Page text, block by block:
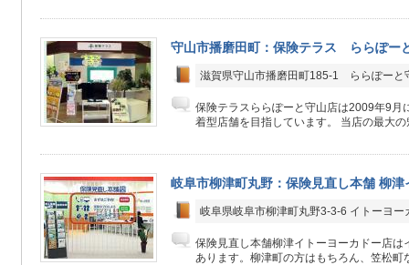
守山市播磨田町：保険テラス ららぽー
滋賀県守山市播磨田町185-1 ららぽーと
保険テラスららぽーと守山店は2009年9月
着型店舗を目指しています。 当店の最大
岐阜市柳津町丸野：保険見直し本舗 柳
岐阜県岐阜市柳津町丸野3-3-6 イトーヨー
保険見直し本舗柳津イトーヨーカドー店は
あります。柳津町の方はもちろん、笠松町